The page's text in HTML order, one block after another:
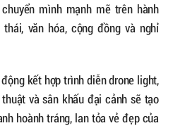
mình mạnh mẽ trên hành
văn hóa, cộng đồng và nghỉ
kết hợp trình diễn drone light,
và sân khấu đại cảnh sẽ tạo
hoành tráng, lan tỏa vẻ đẹp của